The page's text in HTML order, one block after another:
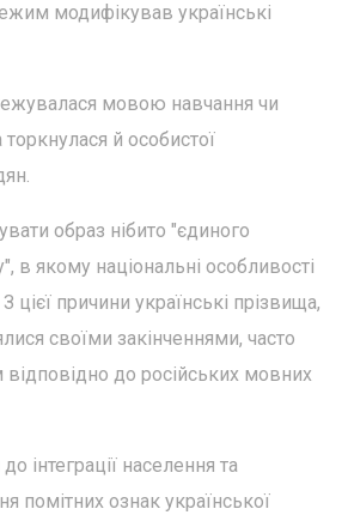
модифікував українські
мовою навчання чи
й особистої
образ нібито "єдиного
в якому національні особливості
цієї причини українські прізвища,
своїми закінченнями, часто
відповідно до російських мовних
інтеграції населення та
помітних ознак української